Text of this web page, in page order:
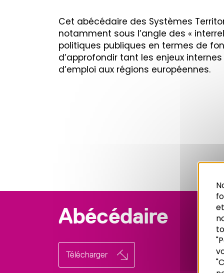
Cet abécédaire des Systèmes
notamment sous l’angle des «
politiques publiques en termes de
d’approfondir tant les enjeux
d’emploi aux régions européennes.
Abécédaire
Télécharger